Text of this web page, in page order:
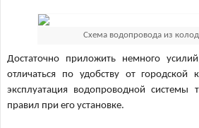
Схема водопровода из
Достаточно приложить немного
отличаться по удобству от городской
эксплуатация водопроводной системы
правил при его установке.